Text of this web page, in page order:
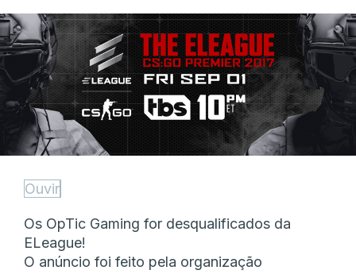
Ouvir
Os OpTic Gaming for desqualificados da
ELeague!
O anúncio foi feito pela organização